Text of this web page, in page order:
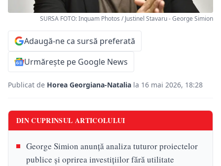
SURSA FOTO: Inquam Photos / Justinel Stavaru - George Simion
Adaugă-ne ca sursă preferată
Urmărește pe Google News
Publicat de Horea Georgiana-Natalia la 16 mai 2026, 18:28
DIN CUPRINSUL ARTICOLULUI
George Simion anunță analiza tuturor proiectelor
publice și oprirea investițiilor fără utilitate